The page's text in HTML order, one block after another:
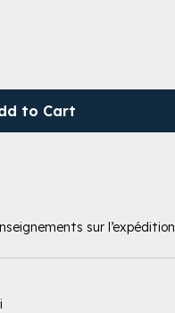
to Cart
sur l’expédition